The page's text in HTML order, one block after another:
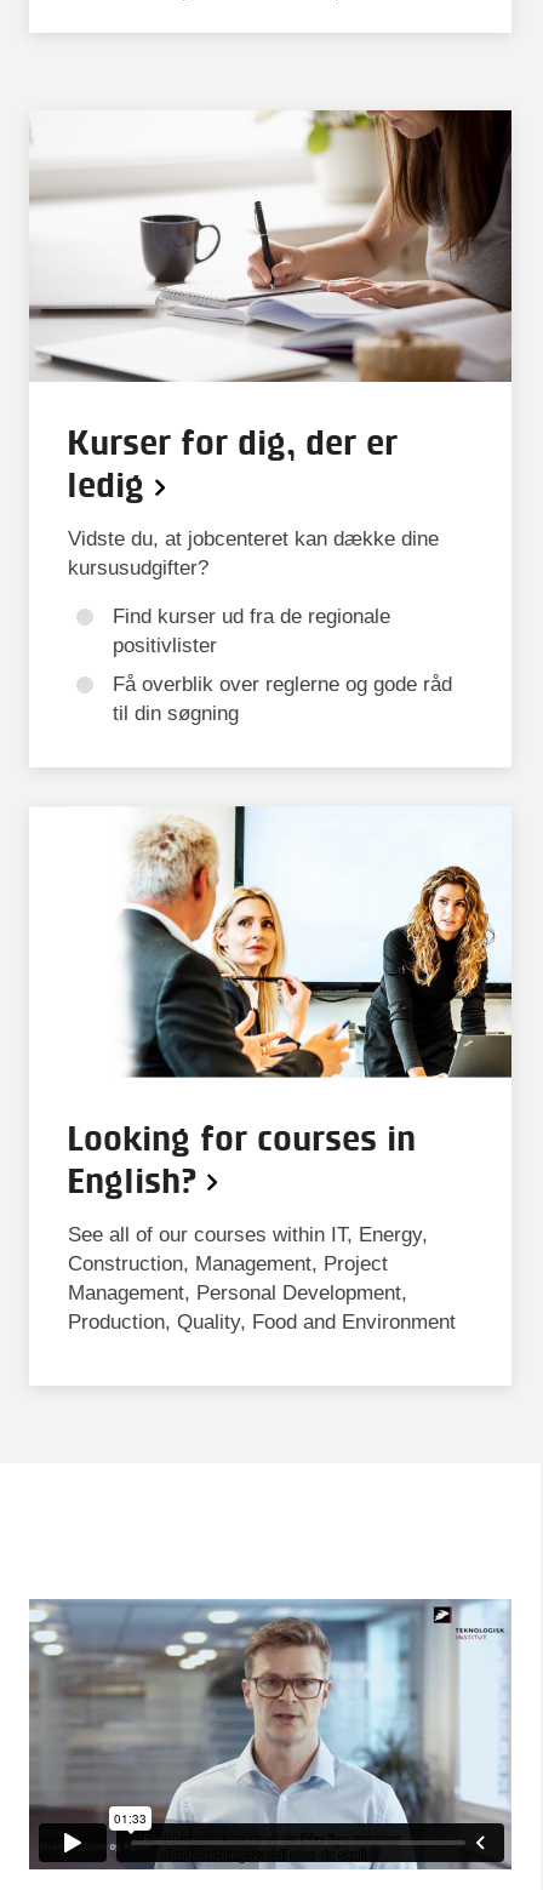
Kurser for dig, der er
ledig
Vidste du, at jobcenteret kan dække dine
kursusudgifter?
Find kurser ud fra de regionale
positivlister
Få overblik over reglerne og gode råd
til din søgning
Looking for courses in
English?
See all of our courses within IT, Energy,
Construction, Management, Project
Management, Personal Development,
Production, Quality, Food and Environment